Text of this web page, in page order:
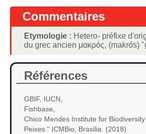
Commentaires
Etymologie : Hetero- préfixe
du grec ancien μακρός, (makrós)
Références
GBIF, IUCN,
Fishbase,
Chico Mendes Institute for
Peixes." ICMBio, Brasilia. (2018)